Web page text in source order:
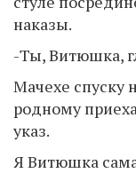
наказы.
-Ты, Витюшка,
Мачехе спуску
родному
указ.
Я Витюшка сама